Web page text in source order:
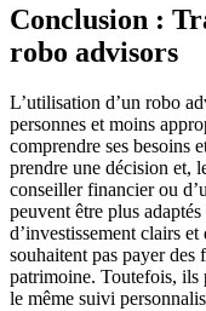
Conclusion :
robo advisors
L’utilisation d’un robo
personnes et moins
comprendre ses besoins
prendre une décision et,
conseiller financier ou
peuvent être plus
d’investissement clairs
souhaitent pas payer des
patrimoine. Toutefois, ils
le même suivi